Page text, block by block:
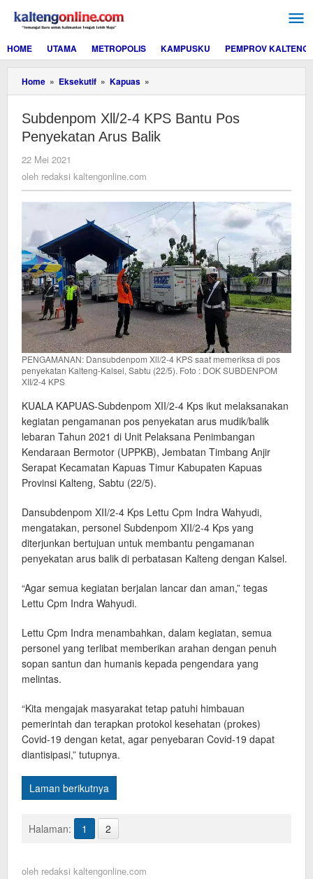
konten
HOME
UTAMA METROPOLIS KAMPUSKU PEMPROV KALTENG
Home » Eksekutif » Kapuas »
Xll/2-
KPS
Bantu
Pos
Subdenpom Xll/2-4 KPS Bantu Pos
Penyekatan Arus Balik
22 Mei 2021
redaksi
kaltengonline.com
oleh redaksi kaltengonline.com
PENGAMANAN: Dansubdenpom Xll/2-4 KPS saat memeriksa di pos
penyekatan Kalteng-Kalsel, Sabtu (22/5). Foto : DOK SUBDENPOM
XII/2-4 KPS
KUALA KAPUAS-Subdenpom XII/2-4 Kps ikut melaksanakan
kegiatan pengamanan pos penyekatan arus mudik/balik
lebaran Tahun 2021 di Unit Pelaksana Penimbangan
Kendaraan Bermotor (UPPKB), Jembatan Timbang Anjir
Serapat Kecamatan Kapuas Timur Kabupaten Kapuas
Provinsi Kalteng, Sabtu (22/5).
Dansubdenpom XII/2-4 Kps Lettu Cpm Indra Wahyudi,
mengatakan, personel Subdenpom XII/2-4 Kps yang
diterjunkan bertujuan untuk membantu pengamanan
penyekatan arus balik di perbatasan Kalteng dengan Kalsel.
“Agar semua kegiatan berjalan lancar dan aman,” tegas
Lettu Cpm Indra Wahyudi.
Lettu Cpm Indra menambahkan, dalam kegiatan, semua
personel yang terlibat memberikan arahan dengan penuh
sopan santun dan humanis kepada pengendara yang
melintas.
“Kita mengajak masyarakat tetap patuhi himbauan
pemerintah dan terapkan protokol kesehatan (prokes)
Covid-19 dengan ketat, agar penyebaran Covid-19 dapat
diantisipasi,” tutupnya.
Laman berikutnya
Halaman: 1 2
oleh redaksi kaltengonline.com